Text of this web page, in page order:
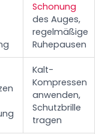
Schonung
des Auges,
regelmäßige
Ruhepausen
Kalt-
Kompressen
anwenden,
Schutzbrille
tragen